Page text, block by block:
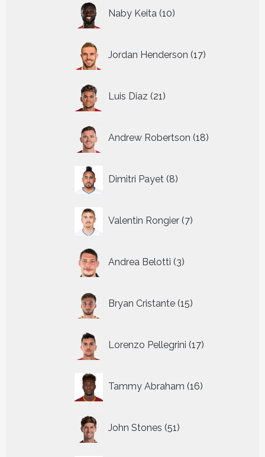
Naby Keita 10
producten
Jordan Henderson 17
producten
Luis Diaz 21
producten
Andrew Robertson 18
producten
Dimitri Payet 8
producten
Valentin Rongier 7
producten
Andrea Belotti 3
producten
Bryan Cristante 15
producten
Lorenzo Pellegrini 17
producten
Tammy Abraham 16
producten
John Stones 51
producten